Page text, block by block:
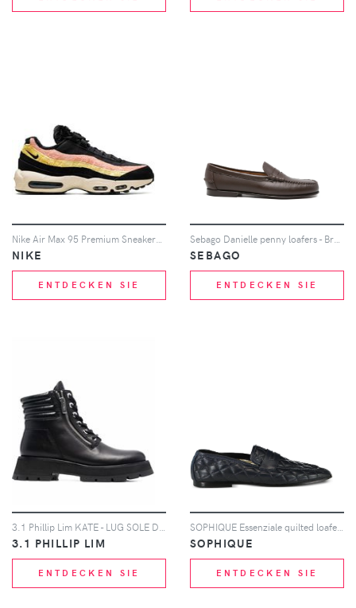
NIKE
ENTDECKEN SIE
SEBAGO
ENTDECKEN SIE
3.1 PHILLIP LIM
ENTDECKEN SIE
SOPHIQUE
ENTDECKEN SIE